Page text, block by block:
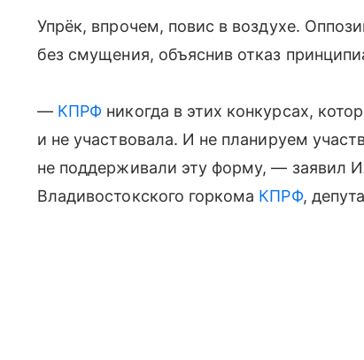
Упрёк, впрочем, повис в воздухе.
без смущения, объяснив отказ
— КПРФ никогда в этих конкурсах,
и не участвовала. И не планируем
не поддерживали эту форму, — заявил
Владивостокского горкома КПРФ,